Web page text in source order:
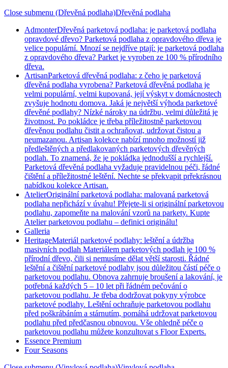
Close submenu (Dřevěná podlaha)Dřevěná podlaha
AdmonterDřevěná parketová podlaha: je parketová podlaha
opravdové dřevo? Parketová podlaha z opravdového dřeva je
velice populární. Mnozí se nejdříve ptají: je parketová podlaha
z opravdového dřeva? Parket je vyroben ze 100 % přírodního
dřeva.
ArtisanParketová dřevěná podlaha: z čeho je parketová
dřevěná podlaha vyrobena? Parketová dřevěná podlaha je
velmi populární, velmi kupovaná, její výskyt v domácnostech
zvyšuje hodnotu domova. Jaká je největší výhoda parketové
dřevěné podlahy? Nízké nároky na údržbu, velmi důležitá je
životnost. Po pokládce je třeba příležitostně parketovou
dřevěnou podlahu čistit a ochraňovat, udržovat čistou a
neumazanou. Artisan kolekce nabízí mnoho možností již
předleštěných a předlakovaných parketových dřevěných
podlah. To znamená, že je pokládka jednodušší a rychlejší.
Parketová dřevěná podlaha vyžaduje pravidelnou péči, řádné
čištění a příležitostné leštění. Nechte se překvapit prřekrásnou
nabídkou kolekce Artisan.
AtelierOriginální parketová podlaha: malovaná parketová
podlaha nepřichází v úvahu! Přejete-li si originální parketovou
podlahu, zapomeňte na malování vzorů na parkety. Kupte
Atelier parketovou podlahu – definici originálu!
Galleria
HeritageMateriál parketové podlahy: leštění a údržba
masivních podlah Materiálem parketových podlah je 100 %
přírodní dřevo, čili si nemusíme dělat větší starosti. Řádné
leštění a čištění parketové podlahy jsou důležitou částí péče o
parketovou podlahu. Obnova zahrnuje broušení a lakování, je
potřebná každých 5 – 10 let při řádném pečování o
parketovou podlahu. Je třeba dodržovat pokyny výrobce
parketové podlahy. Leštění ochraňuje parketovou podlahu
před poškrábáním a stárnutím, pomáhá udržovat parketovou
podlahu před předčasnou obnovou. Vše ohledně péče o
parketovou podlahu můžete konzultovat s Floor Experts.
Essence Premium
Four Seasons